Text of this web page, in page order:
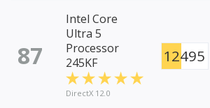
87
Intel Core
Ultra 5
Processor
245KF
DirectX 12.0
12495